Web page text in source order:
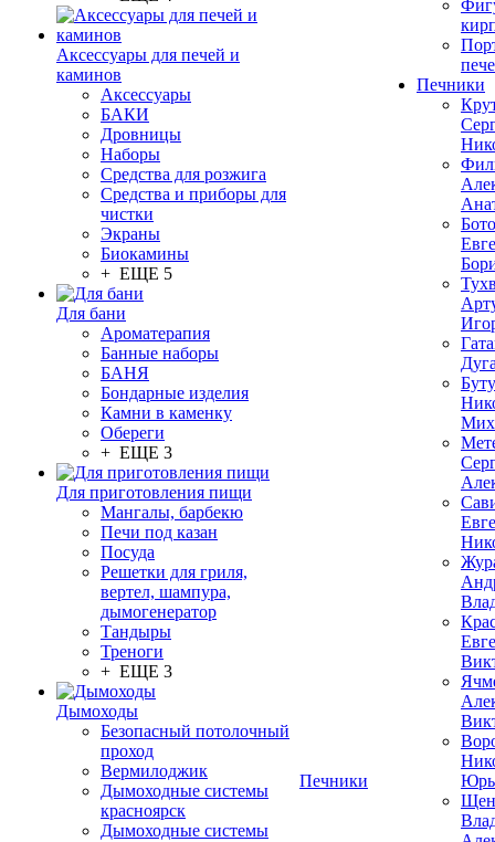
Аксессуары для печей и
каминов
Аксессуары
БАКИ
Дровницы
Наборы
Средства для розжига
Средства и приборы для
чистки
Экраны
Биокамины
+ ЕЩЕ 5
Для бани
Ароматерапия
Банные наборы
БАНЯ
Бондарные изделия
Камни в каменку
Обереги
+ ЕЩЕ 3
Для приготовления пищи
Мангалы, барбекю
Печи под казан
Посуда
Решетки для гриля,
вертел, шампура,
дымогенератор
Тандыры
Треноги
+ ЕЩЕ 3
Дымоходы
Безопасный потолочный
проход
Вермилоджик
Дымоходные системы
красноярск
Дымоходные системы
Печники
Печники